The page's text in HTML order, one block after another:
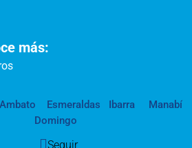
más:
Ambato Esmeraldas Ibarra
Manabí
Domingo
Seguir